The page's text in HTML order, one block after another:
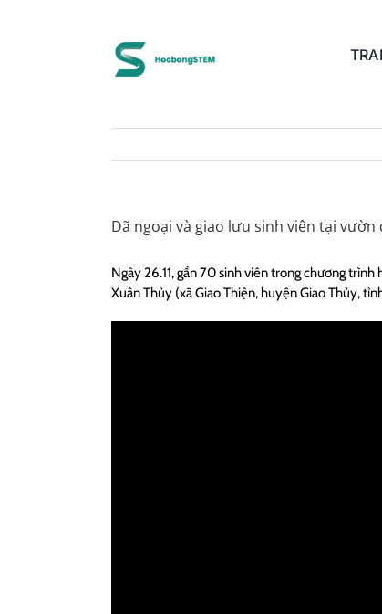
Dã ngoại và giao lưu sinh viên tại vườn
Ngày 26.11, gần 70 sinh viên trong chương
Xuân Thủy (xã Giao Thiện, huyện Giao Thủy,